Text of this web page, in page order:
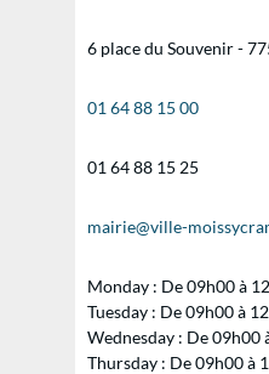
6 place du Souvenir -
01 64 88 15 00
01 64 88 15 25
mairie@ville-
Monday : De 09h00 à
Tuesday : De 09h00 à
Wednesday : De 09h00
Thursday : De 09h00 à